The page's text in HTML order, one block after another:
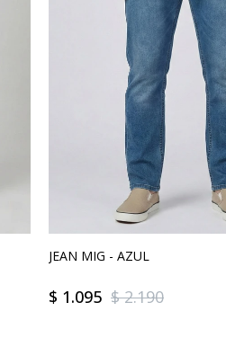
JEAN MIG - AZUL
$ 1.095 $ 2.190